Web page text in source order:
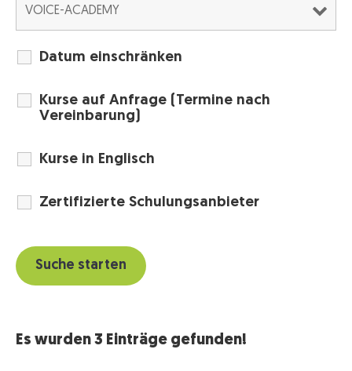
Datum einschränken
Kurse auf Anfrage (Termine nach
Vereinbarung)
Kurse in Englisch
Zertifizierte Schulungsanbieter
Es wurden 3 Einträge gefunden!